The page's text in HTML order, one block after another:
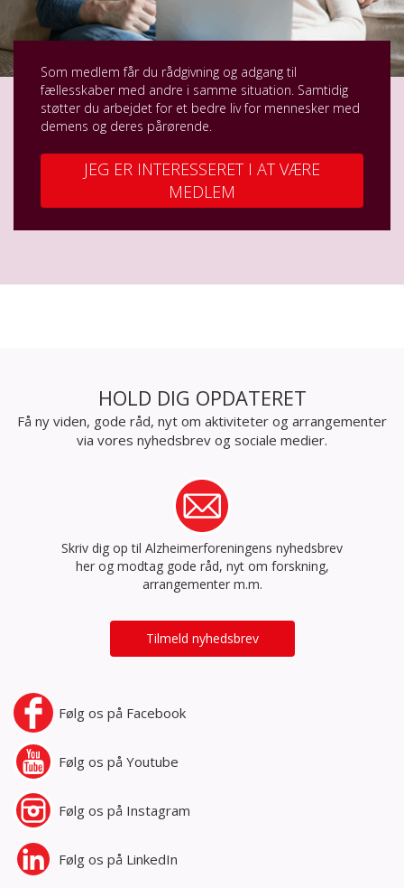
Som medlem får du rådgivning og adgang til
fællesskaber med andre i samme situation. Samtidig
støtter du arbejdet for et bedre liv for mennesker med
demens og deres pårørende.
JEG ER INTERESSERET I AT VÆRE
MEDLEM
HOLD DIG OPDATERET
Få ny viden, gode råd, nyt om aktiviteter og arrangementer
via vores nyhedsbrev og sociale medier.
Skriv dig op til Alzheimerforeningens nyhedsbrev
her og modtag gode råd, nyt om forskning,
arrangementer m.m.
Tilmeld nyhedsbrev
Følg os på Facebook
Følg os på Youtube
Følg os på Instagram
Følg os på LinkedIn